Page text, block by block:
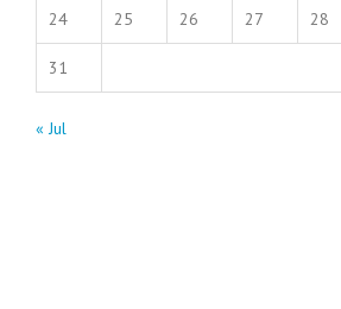
24 25 26 27 28
31
« Jul